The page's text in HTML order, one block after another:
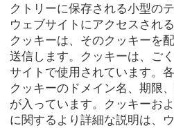
クトリーに保存される小型の
ウェブサイトにアクセスされ
クッキーは、そのクッキーを
送信します。クッキーは、ご
サイトで使用されています。
クッキーのドメイン名、期限
が入っています。クッキーお
に関するより詳細な説明は、